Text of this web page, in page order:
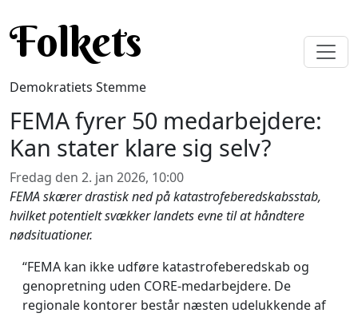
Folkets
Demokratiets Stemme
FEMA fyrer 50 medarbejdere:
Kan stater klare sig selv?
Fredag den 2. jan 2026, 10:00
FEMA skærer drastisk ned på katastrofeberedskabsstab,
hvilket potentielt svækker landets evne til at håndtere
nødsituationer.
“FEMA kan ikke udføre katastrofeberedskab og
genopretning uden CORE-medarbejdere. De
regionale kontorer består næsten udelukkende af